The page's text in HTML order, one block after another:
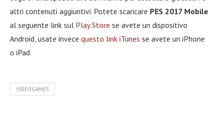
altri contenuti aggiuntivi. Potete scaricare PES 2017 Mobile
al seguente link sul Play Store se avete un dispositivo
Android, usate invece questo link iTunes se avete un iPhone
o iPad.
VIDEOGAMES